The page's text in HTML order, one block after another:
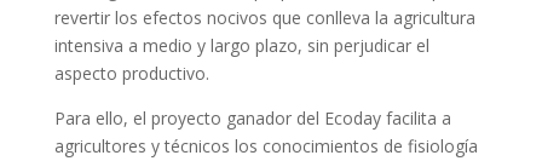
revertir los efectos nocivos que conlleva la agricultura
intensiva a medio y largo plazo, sin perjudicar el
aspecto productivo.
Para ello, el proyecto ganador del Ecoday facilita a
agricultores y técnicos los conocimientos de fisiología